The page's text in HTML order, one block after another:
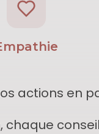
actions en